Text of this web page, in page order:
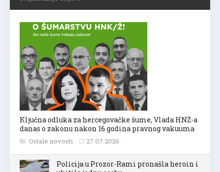
Ključna odluka za hercegovačke šume, Vlada HNŽ-a
danas o zakonu nakon 16 godina pravnog vakuuma
Ostale novosti 27.07.2026.
Policija u Prozor-Rami pronašla heroin i